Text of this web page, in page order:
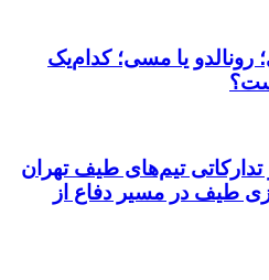
رونالدو یا مسی؛ کدام‌یک
تدارکاتی تیم‌های طیف تهران
طیف در مسیر دفاع از